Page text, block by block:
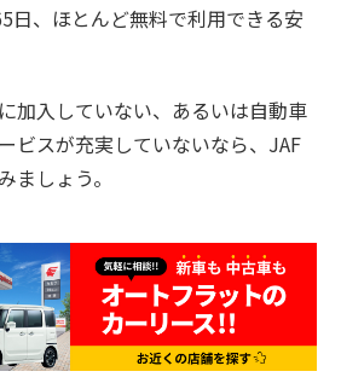
日、ほとんど無料で利用できる安
加入していない、あるいは自動車
ビスが充実していないなら、JAF
ましょう。